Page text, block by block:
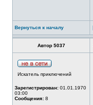
Вернуться к началу
Автор 5037
Искатель приключений
Зарегистрирован: 01.01.1970
03:00
Сообщения: 8